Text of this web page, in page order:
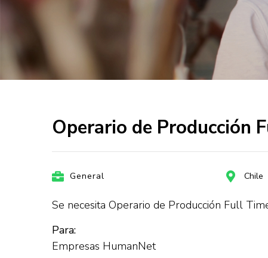
Operario de Producción
General Chile
Se necesita Operario de Producción Full
Para:
Empresas HumanNet